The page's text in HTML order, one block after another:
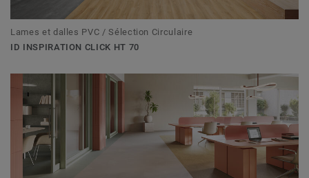
Lames et dalles PVC / Sélection Circulaire
ID INSPIRATION CLICK HT 70